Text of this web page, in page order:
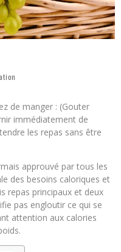
de manger : (Gouter
immédiatement de
les repas sans être
approuvé par tous les
des besoins caloriques et
repas principaux et deux
pas engloutir ce qui se
attention aux calories